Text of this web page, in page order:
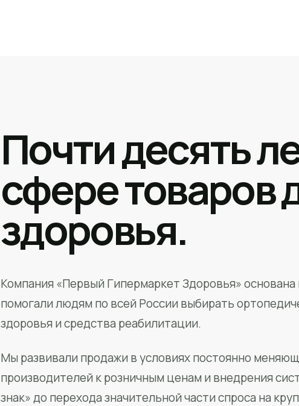
Почти десять
сфере товаров
здоровья.
Компания «Первый Гипермаркет Здоровья»
помогали людям по всей России выбирать
здоровья и средства реабилитации.
Мы развивали продажи в условиях постоянно
производителей к розничным ценам и внедрения
знак» до перехода значительной части спроса на